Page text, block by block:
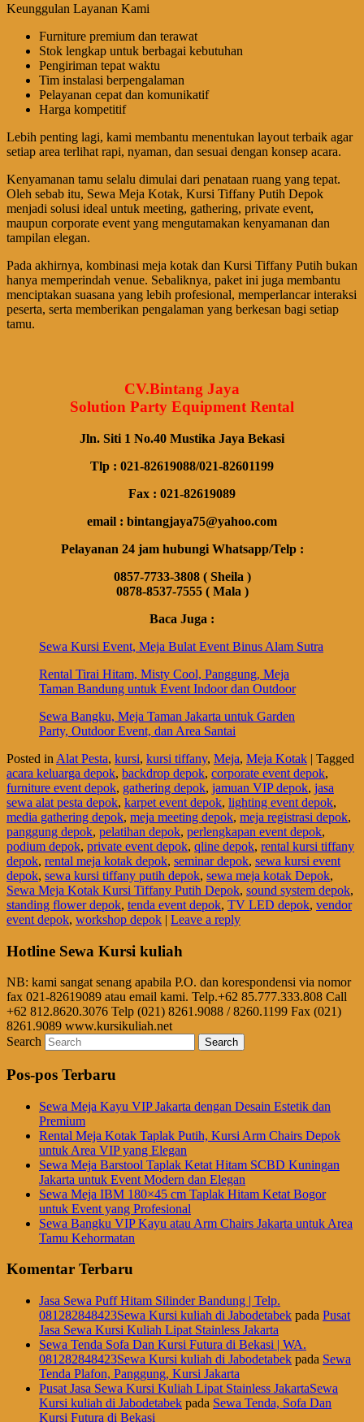
Keunggulan Layanan Kami
Furniture premium dan terawat
Stok lengkap untuk berbagai kebutuhan
Pengiriman tepat waktu
Tim instalasi berpengalaman
Pelayanan cepat dan komunikatif
Harga kompetitif
Lebih penting lagi, kami membantu menentukan layout terbaik agar
setiap area terlihat rapi, nyaman, dan sesuai dengan konsep acara.
Kenyamanan tamu selalu dimulai dari penataan ruang yang tepat.
Oleh sebab itu, Sewa Meja Kotak, Kursi Tiffany Putih Depok
menjadi solusi ideal untuk meeting, gathering, private event,
maupun corporate event yang mengutamakan kenyamanan dan
tampilan elegan.
Pada akhirnya, kombinasi meja kotak dan Kursi Tiffany Putih bukan
hanya memperindah venue. Sebaliknya, paket ini juga membantu
menciptakan suasana yang lebih profesional, memperlancar interaksi
peserta, serta memberikan pengalaman yang berkesan bagi setiap
tamu.
CV.Bintang Jaya
Solution Party Equipment Rental
Jln. Siti 1 No.40 Mustika Jaya Bekasi
Tlp : 021-82619088/021-82601199
Fax : 021-82619089
email : bintangjaya75@yahoo.com
Pelayanan 24 jam hubungi Whatsapp/Telp :
0857-7733-3808 ( Sheila )
0878-8537-7555 ( Mala )
Baca Juga :
Sewa Kursi Event, Meja Bulat Event Binus Alam Sutra
Rental Tirai Hitam, Misty Cool, Panggung, Meja
Taman Bandung untuk Event Indoor dan Outdoor
Sewa Bangku, Meja Taman Jakarta untuk Garden
Party, Outdoor Event, dan Area Santai
Posted in Alat Pesta, kursi, kursi tiffany, Meja, Meja Kotak | Tagged
acara keluarga depok, backdrop depok, corporate event depok,
furniture event depok, gathering depok, jamuan VIP depok, jasa
sewa alat pesta depok, karpet event depok, lighting event depok,
media gathering depok, meja meeting depok, meja registrasi depok,
panggung depok, pelatihan depok, perlengkapan event depok,
podium depok, private event depok, qline depok, rental kursi tiffany
depok, rental meja kotak depok, seminar depok, sewa kursi event
depok, sewa kursi tiffany putih depok, sewa meja kotak Depok,
Sewa Meja Kotak Kursi Tiffany Putih Depok, sound system depok,
standing flower depok, tenda event depok, TV LED depok, vendor
event depok, workshop depok | Leave a reply
Hotline Sewa Kursi kuliah
NB: kami sangat senang apabila P.O. dan korespondensi via nomor
fax 021-82619089 atau email kami. Telp.+62 85.777.333.808 Call
+62 812.8620.3076 Telp (021) 8261.9088 / 8260.1199 Fax (021)
8261.9089 www.kursikuliah.net
Search
Pos-pos Terbaru
Sewa Meja Kayu VIP Jakarta dengan Desain Estetik dan
Premium
Rental Meja Kotak Taplak Putih, Kursi Arm Chairs Depok
untuk Area VIP yang Elegan
Sewa Meja Barstool Taplak Ketat Hitam SCBD Kuningan
Jakarta untuk Event Modern dan Elegan
Sewa Meja IBM 180×45 cm Taplak Hitam Ketat Bogor
untuk Event yang Profesional
Sewa Bangku VIP Kayu atau Arm Chairs Jakarta untuk Area
Tamu Kehormatan
Komentar Terbaru
Jasa Sewa Puff Hitam Silinder Bandung | Telp.
081282848423Sewa Kursi kuliah di Jabodetabek pada Pusat
Jasa Sewa Kursi Kuliah Lipat Stainless Jakarta
Sewa Tenda Sofa Dan Kursi Futura di Bekasi | WA.
081282848423Sewa Kursi kuliah di Jabodetabek pada Sewa
Tenda Plafon, Panggung, Kursi Jakarta
Pusat Jasa Sewa Kursi Kuliah Lipat Stainless JakartaSewa
Kursi kuliah di Jabodetabek pada Sewa Tenda, Sofa Dan
Kursi Futura di Bekasi